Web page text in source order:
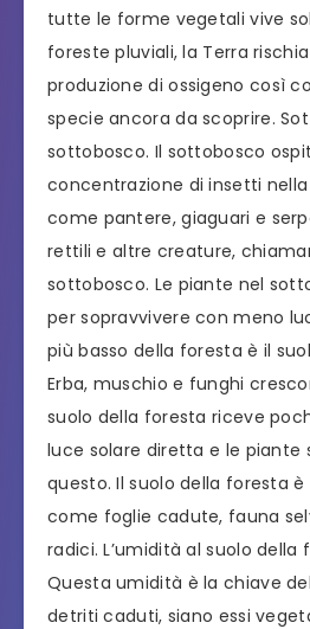
tutte le forme vegetali vive
foreste pluviali, la Terra
produzione di ossigeno così
specie ancora da scoprire.
sottobosco. Il sottobosco
concentrazione di insetti
come pantere, giaguari e
rettili e altre creature,
sottobosco. Le piante nel
per sopravvivere con meno
più basso della foresta è il
Erba, muschio e funghi
suolo della foresta riceve
luce solare diretta e le piante
questo. Il suolo della foresta
come foglie cadute, fauna
radici. L’umidità al suolo della
Questa umidità è la chiave
detriti caduti, siano essi